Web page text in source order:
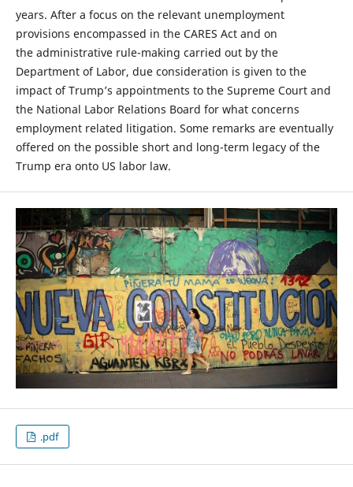
years. After a focus on the relevant unemployment
provisions encompassed in the CARES Act and on
the administrative rule-making carried out by the
Department of Labor, due consideration is given to the
impact of Trump’s appointments to the Supreme Court and
the National Labor Relations Board for what concerns
employment related litigation. Some remarks are eventually
offered on the possible short and long-term legacy of the
Trump era onto US labor law.
.pdf